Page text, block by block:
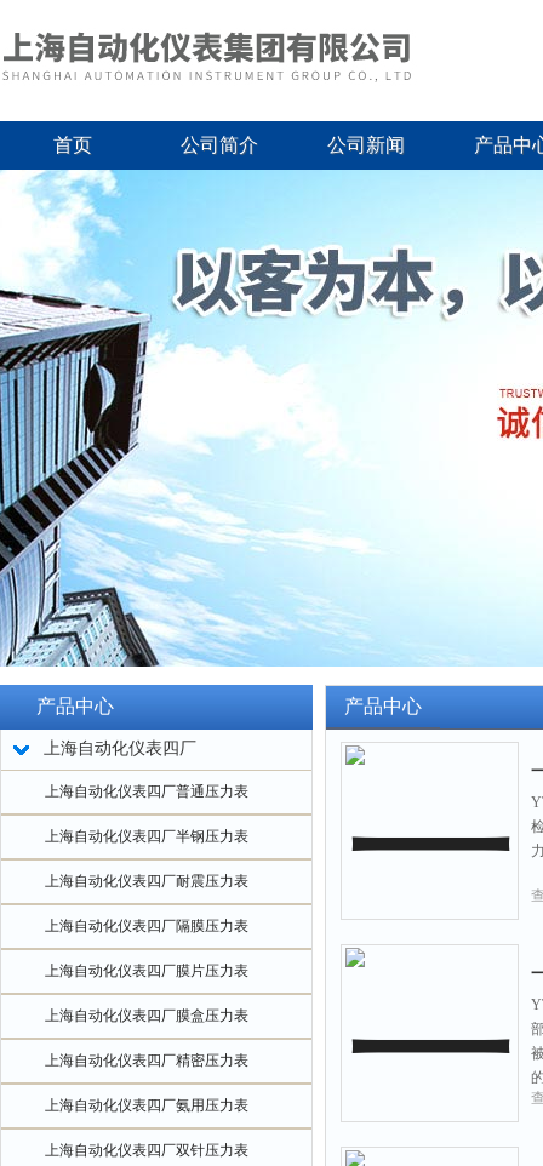
首页 公司简介 公司新闻 产品中
产品中心
上海自动化仪表四厂
上海自动化仪表四厂普通压力表
上海自动化仪表四厂半钢压力表
上海自动化仪表四厂耐震压力表
上海自动化仪表四厂隔膜压力表
上海自动化仪表四厂膜片压力表
上海自动化仪表四厂膜盒压力表
上海自动化仪表四厂精密压力表
上海自动化仪表四厂氨用压力表
上海自动化仪表四厂双针压力表
产品中心